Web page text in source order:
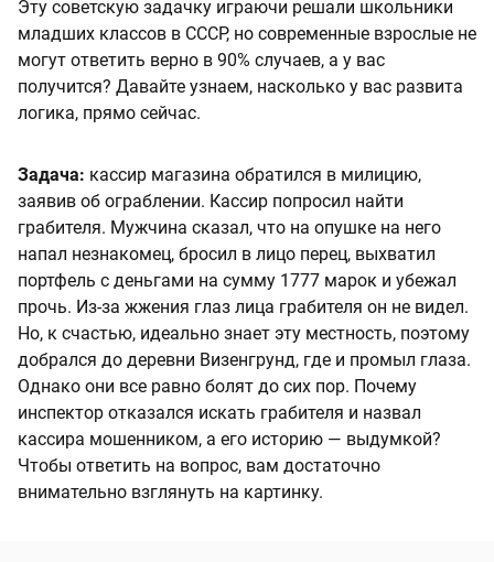
Эту советскую задачку играючи решали школьники
младших классов в СССР, но современные взрослые не
могут ответить верно в 90% случаев, а у вас
получится? Давайте узнаем, насколько у вас развита
логика, прямо сейчас.
Задача: кассир магазина обратился в милицию,
заявив об ограблении. Кассир попросил найти
грабителя. Мужчина сказал, что на опушке на него
напал незнакомец, бросил в лицо перец, выхватил
портфель с деньгами на сумму 1777 марок и убежал
прочь. Из-за жжения глаз лица грабителя он не видел.
Но, к счастью, идеально знает эту местность, поэтому
добрался до деревни Визенгрунд, где и промыл глаза.
Однако они все равно болят до сих пор. Почему
инспектор отказался искать грабителя и назвал
кассира мошенником, а его историю — выдумкой?
Чтобы ответить на вопрос, вам достаточно
внимательно взглянуть на картинку.